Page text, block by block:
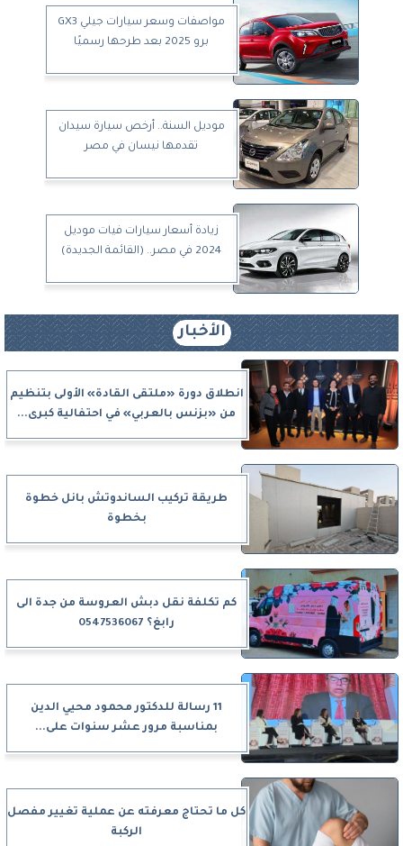
مواصفات وسعر سيارات جيلي GX3
برو 2025 بعد طرحها رسميًا
موديل السنة.. أرخص سيارة سيدان
تقدمها نيسان في مصر
زيادة أسعار سيارات فيات موديل
2024 في مصر.. (القائمة الجديدة)
الأخبار
انطلاق دورة «ملتقى القادة» الأولى بتنظيم
من «بزنس بالعربي» في احتفالية كبرى...
طريقة تركيب الساندوتش بانل خطوة
بخطوة
كم تكلفة نقل دبش العروسة من جدة الى
رابغ؟ 0547536067
11 رسالة للدكتور محمود محيي الدين
بمناسبة مرور عشر سنوات على...
كل ما تحتاج معرفته عن عملية تغيير مفصل
الركبة